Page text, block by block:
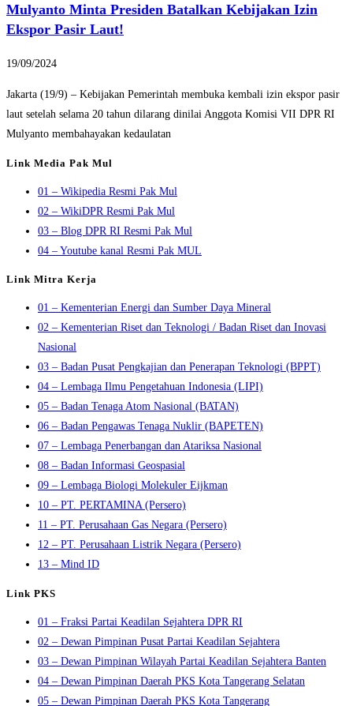
Mulyanto Minta Presiden Batalkan Kebijakan Izin
Ekspor Pasir Laut!
19/09/2024
Jakarta (19/9) – Kebijakan Pemerintah membuka kembali izin ekspor pasir
laut setelah selama 20 tahun dilarang dinilai Anggota Komisi VII DPR RI
Mulyanto membahayakan kedaulatan
Link Media Pak Mul
01 – Wikipedia Resmi Pak Mul
02 – WikiDPR Resmi Pak Mul
03 – Blog DPR RI Resmi Pak Mul
04 – Youtube kanal Resmi Pak MUL
Link Mitra Kerja
01 – Kementerian Energi dan Sumber Daya Mineral
02 – Kementerian Riset dan Teknologi / Badan Riset dan Inovasi
Nasional
03 – Badan Pusat Pengkajian dan Penerapan Teknologi (BPPT)
04 – Lembaga Ilmu Pengetahuan Indonesia (LIPI)
05 – Badan Tenaga Atom Nasional (BATAN)
06 – Badan Pengawas Tenaga Nuklir (BAPETEN)
07 – Lembaga Penerbangan dan Atariksa Nasional
08 – Badan Informasi Geospasial
09 – Lembaga Biologi Molekuler Eijkman
10 – PT. PERTAMINA (Persero)
11 – PT. Perusahaan Gas Negara (Persero)
12 – PT. Perusahaan Listrik Negara (Persero)
13 – Mind ID
Link PKS
01 – Fraksi Partai Keadilan Sejahtera DPR RI
02 – Dewan Pimpinan Pusat Partai Keadilan Sejahtera
03 – Dewan Pimpinan Wilayah Partai Keadilan Sejahtera Banten
04 – Dewan Pimpinan Daerah PKS Kota Tangerang Selatan
05 – Dewan Pimpinan Daerah PKS Kota Tangerang